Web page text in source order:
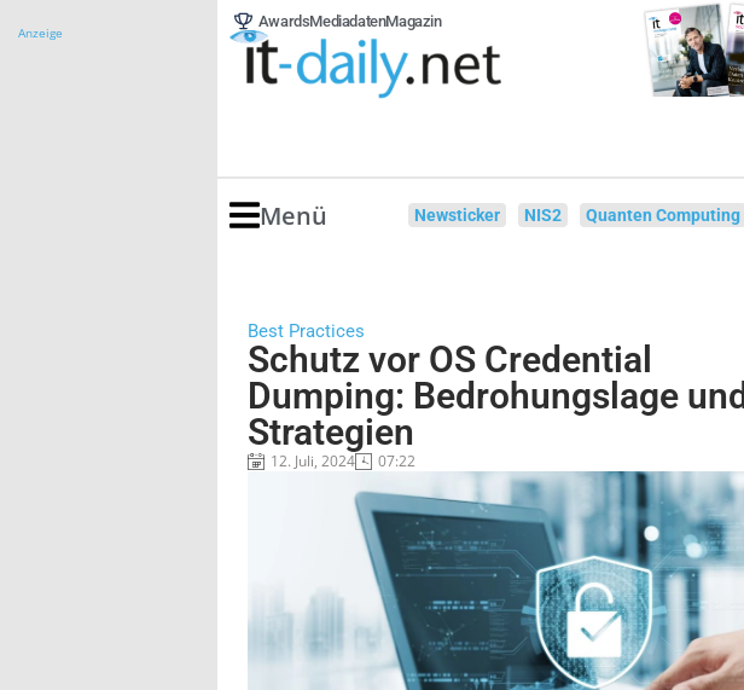
Anzeige
AwardsMediadatenMagazin
Menü Newsticker NIS2 Quanten Computing
Best Practices
Schutz vor OS Credential
Dumping: Bedrohungslage und
Strategien
12. Juli, 2024 07:22